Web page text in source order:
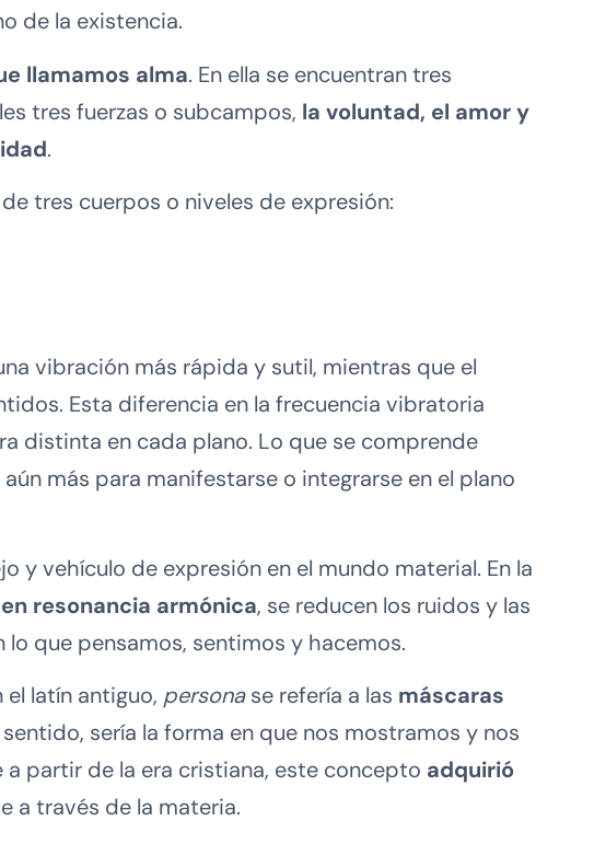
de la existencia.
llamamos alma. En ella se encuentran tres
tres fuerzas o subcampos, la voluntad, el amor y
.
tres cuerpos o niveles de expresión:
vibración más rápida y sutil, mientras que el
Esta diferencia en la frecuencia vibratoria
distinta en cada plano. Lo que se comprende
más para manifestarse o integrarse en el plano
y vehículo de expresión en el mundo material. En la
resonancia armónica, se reducen los ruidos y las
que pensamos, sentimos y hacemos.
el latín antiguo, personase refería a las máscaras
sería la forma en que nos mostramos y nos
partir de la era cristiana, este concepto adquirió
a través de la materia.